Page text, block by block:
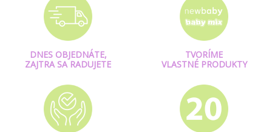
DNES OBJEDNÁTE,
ZAJTRA SA RADUJETE
TVORÍME
VLASTNÉ PRODUKTY